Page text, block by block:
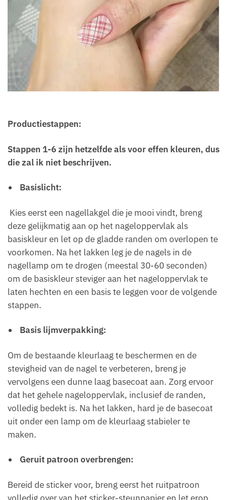
Productiestappen:
Stappen 1-6 zijn hetzelfde als voor effen kleuren, dus
die zal ik niet beschrijven.
Basislicht:
Kies eerst een nagellakgel die je mooi vindt, breng
deze gelijkmatig aan op het nageloppervlak als
basiskleur en let op de gladde randen om overlopen te
voorkomen. Na het lakken leg je de nagels in de
nagellamp om te drogen (meestal 30-60 seconden)
om de basiskleur steviger aan het nageloppervlak te
laten hechten en een basis te leggen voor de volgende
stappen.
Basis lijmverpakking:
Om de bestaande kleurlaag te beschermen en de
stevigheid van de nagel te verbeteren, breng je
vervolgens een dunne laag basecoat aan. Zorg ervoor
dat het gehele nageloppervlak, inclusief de randen,
volledig bedekt is. Na het lakken, hard je de basecoat
uit onder een lamp om de kleurlaag stabieler te
maken.
Geruit patroon overbrengen:
Bereid de sticker voor, breng eerst het ruitpatroon